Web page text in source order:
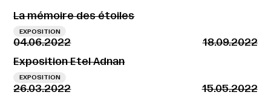
La mémoire des étoiles
EXPOSITION
04.06.2022
18.09.2022
Exposition Etel Adnan
EXPOSITION
26.03.2022
15.05.2022